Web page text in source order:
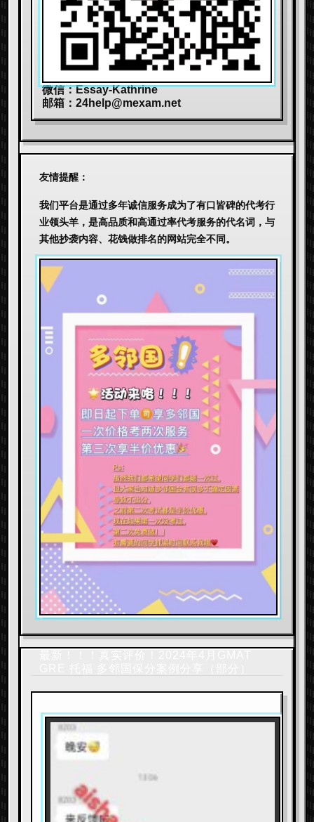
微信：Essay-Kathrine
邮箱： 24help@mexam.net
友情提醒：
我们平台是通过多年诚信服务成为了有口皆碑的代考行
业领头羊，是高品质和高通过率代考服务的代名词，与
其他抄袭内容、花钱做排名的网站完全不同。